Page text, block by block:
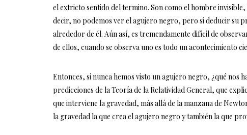
el extricto sentido del termino. Son como el hombre
decir, no podemos ver el agujero negro, pero si deducir su
alrededor de él. Aún así, es tremendamente difícil de
de ellos, cuando se observa uno es todo un acontecimiento
Entonces, si nunca hemos visto un agujero negro, ¿qué nos
predicciones de la Teoría de la Relatividad General, que
que interviene la gravedad, más allá de la manzana de
la gravedad la que crea el agujero negro y también la que